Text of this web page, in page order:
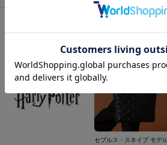
おすすめ商品